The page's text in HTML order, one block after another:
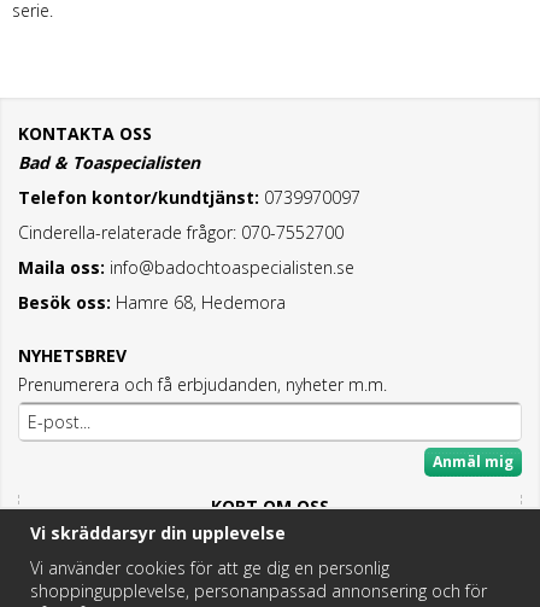
serie.
KONTAKTA OSS
Bad & Toaspecialisten
Telefon kontor/kundtjänst: 0739970097
Cinderella-relaterade frågor: 070-7552700
Maila oss: info@badochtoaspecialisten.se
Besök oss: Hamre 68, Hedemora
NYHETSBREV
Prenumerera och få erbjudanden, nyheter m.m.
Anmäl mig
KORT OM OSS
Här hittar du det bästa och mesta inom Badrum,
Fritidstoaletter och VVS.
Butik i Hedemora.
Vi skräddarsyr din upplevelse
Vi använder cookies för att ge dig en personlig
shoppingupplevelse, personanpassad annonsering och för